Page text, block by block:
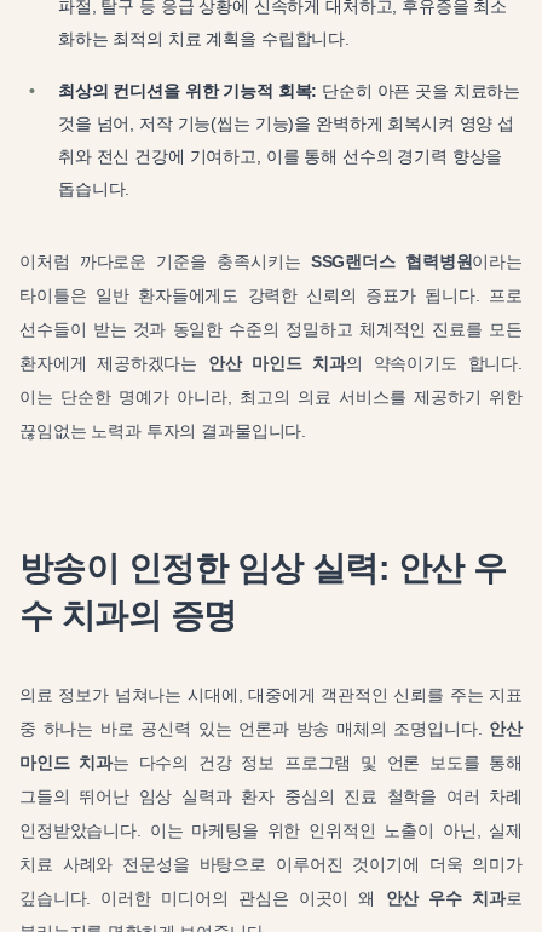
파절, 탈구 등 응급 상황에 신속하게 대처하고, 후유증을 최소
화하는 최적의 치료 계획을 수립합니다.
최상의 컨디션을 위한 기능적 회복: 단순히 아픈 곳을 치료하는
것을 넘어, 저작 기능(씹는 기능)을 완벽하게 회복시켜 영양 섭
취와 전신 건강에 기여하고, 이를 통해 선수의 경기력 향상을
돕습니다.
이처럼 까다로운 기준을 충족시키는 SSG랜더스 협력병원이라는
타이틀은 일반 환자들에게도 강력한 신뢰의 증표가 됩니다. 프로
선수들이 받는 것과 동일한 수준의 정밀하고 체계적인 진료를 모든
환자에게 제공하겠다는 안산 마인드 치과의 약속이기도 합니다.
이는 단순한 명예가 아니라, 최고의 의료 서비스를 제공하기 위한
끊임없는 노력과 투자의 결과물입니다.
방송이 인정한 임상 실력: 안산 우
수 치과의 증명
의료 정보가 넘쳐나는 시대에, 대중에게 객관적인 신뢰를 주는 지표
중 하나는 바로 공신력 있는 언론과 방송 매체의 조명입니다. 안산
마인드 치과는 다수의 건강 정보 프로그램 및 언론 보도를 통해
그들의 뛰어난 임상 실력과 환자 중심의 진료 철학을 여러 차례
인정받았습니다. 이는 마케팅을 위한 인위적인 노출이 아닌, 실제
치료 사례와 전문성을 바탕으로 이루어진 것이기에 더욱 의미가
깊습니다. 이러한 미디어의 관심은 이곳이 왜 안산 우수 치과로